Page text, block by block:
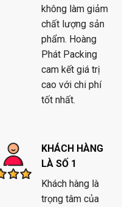
không làm giảm
chất lượng sản
phẩm. Hoàng
Phát Packing
cam kết giá trị
cao với chi phí
tốt nhất.
KHÁCH HÀNG
LÀ SỐ 1
Khách hàng là
trọng tâm của